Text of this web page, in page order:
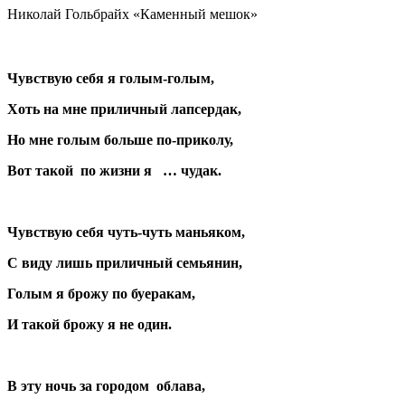
Николай Гольбрайх «Каменный мешок»
Чувствую себя я голым-голым,
Хоть на мне приличный лапсердак,
Но мне голым больше по-приколу,
Вот такой по жизни я … чудак.
Чувствую себя чуть-чуть маньяком,
С виду лишь приличный семьянин,
Голым я брожу по буеракам,
И такой брожу я не один.
В эту ночь за городом облава,